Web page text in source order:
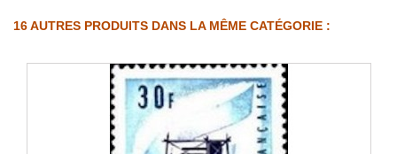
16 AUTRES PRODUITS DANS LA MÊME CATÉGORIE :